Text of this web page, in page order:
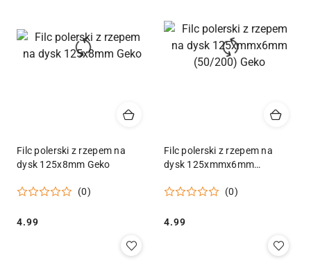
Filc polerski z rzepem na
dysk 125x8mm Geko
(0)
Cena:
4.99
Filc polerski z rzepem na
dysk 125xmmx6mm
(0)
Cena:
4.99